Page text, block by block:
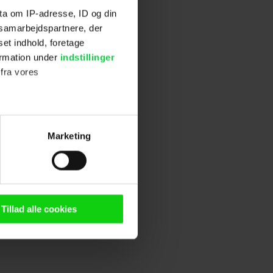
om IP-adresse, ID og din
der
indhold, foretage
under indstillinger
vores
browser til statistik og
tilgår oplysninger på din
lave
Marketing
Tillad alle cookies
bliver
har